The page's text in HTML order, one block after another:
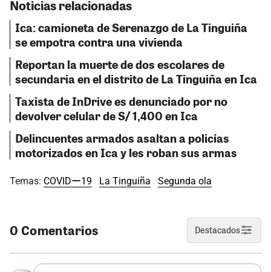
Noticias relacionadas
Ica: camioneta de Serenazgo de La Tinguiña
se empotra contra una vivienda
Reportan la muerte de dos escolares de
secundaria en el distrito de La Tinguiña en Ica
Taxista de InDrive es denunciado por no
devolver celular de S/ 1,400 en Ica
Delincuentes armados asaltan a policías
motorizados en Ica y les roban sus armas
Temas: COVIDー19 La Tinguiña Segunda ola
0 Comentarios Destacados